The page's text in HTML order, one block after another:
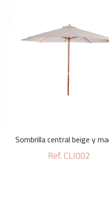
Sombrilla central beige y
Ref. CLI002